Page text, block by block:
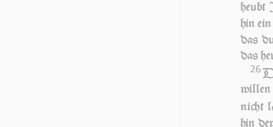
heubt
hin
das
das
26
wil­len
nicht
hin